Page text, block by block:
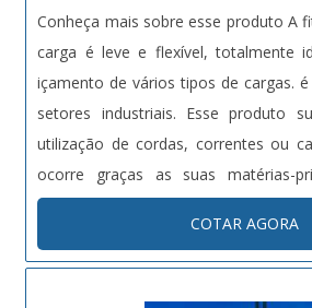
Conheça mais sobre esse produto A
carga é leve e flexível, totalmente
içamento de vários tipos de cargas.
setores industriais. Esse produto
utilização de cordas, correntes ou
ocorre graças as suas matérias-
qualidade. No mercado há diversos
fitas para elevação de carga, e
nece....
COTAR AGORA